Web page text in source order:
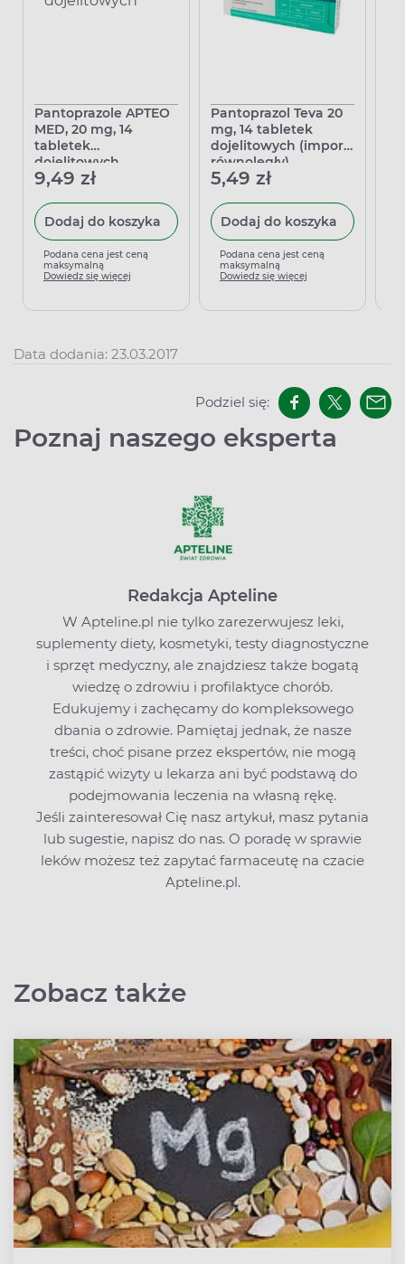
Pantoprazole APTEO
MED, 20 mg, 14
tabletek
dojelitowych
9,49 zł
Dodaj do koszyka
Podana cena jest ceną
maksymalną
Dowiedz się więcej
Pantoprazol Teva 20
mg, 14 tabletek
dojelitowych (import
równoległy)
5,49 zł
Dodaj do koszyka
Podana cena jest ceną
maksymalną
Dowiedz się więcej
Data dodania: 23.03.2017
Podziel się:
Poznaj naszego eksperta
Redakcja Apteline
W Apteline.pl nie tylko zarezerwujesz leki,
suplementy diety, kosmetyki, testy diagnostyczne
i sprzęt medyczny, ale znajdziesz także bogatą
wiedzę o zdrowiu i profilaktyce chorób.
Edukujemy i zachęcamy do kompleksowego
dbania o zdrowie. Pamiętaj jednak, że nasze
treści, choć pisane przez ekspertów, nie mogą
zastąpić wizyty u lekarza ani być podstawą do
podejmowania leczenia na własną rękę.
Jeśli zainteresował Cię nasz artykuł, masz pytania
lub sugestie, napisz do nas. O poradę w sprawie
leków możesz też zapytać farmaceutę na czacie
Apteline.pl.
Zobacz także